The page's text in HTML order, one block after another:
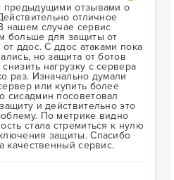
предыдущими отзывами о
отличное
нашем случае сервис
больше для защиты от
ддос. С ддос атаками пока
но защита от ботов
нагрузку с сервера
раз. Изначально думали
или купить более
сисадмин посоветовал
и действительно это
По метрике видно
стала стремиться к нулю
защиты. Спасибо
качественный сервис.